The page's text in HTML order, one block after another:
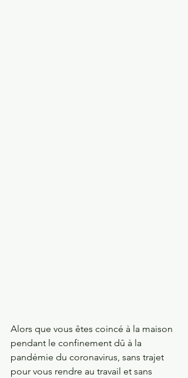
Alors que vous êtes coincé à la maison
pendant le confinement dû à la
pandémie du coronavirus, sans trajet
pour vous rendre au travail et sans